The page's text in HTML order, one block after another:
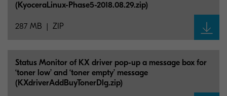
(KyoceraLinux-Phase5-2018.08.29.zip)
287 MB ZIP
Status Monitor of KX driver pop-up a message box for
‘toner low’ and ‘toner empty’ message
(KXdriverAddBuyTonerDlg.zip)